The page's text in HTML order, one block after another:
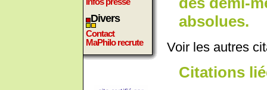
Divers
Contact
MaPhilo recrute
absolues.
Voir les autres
Citations